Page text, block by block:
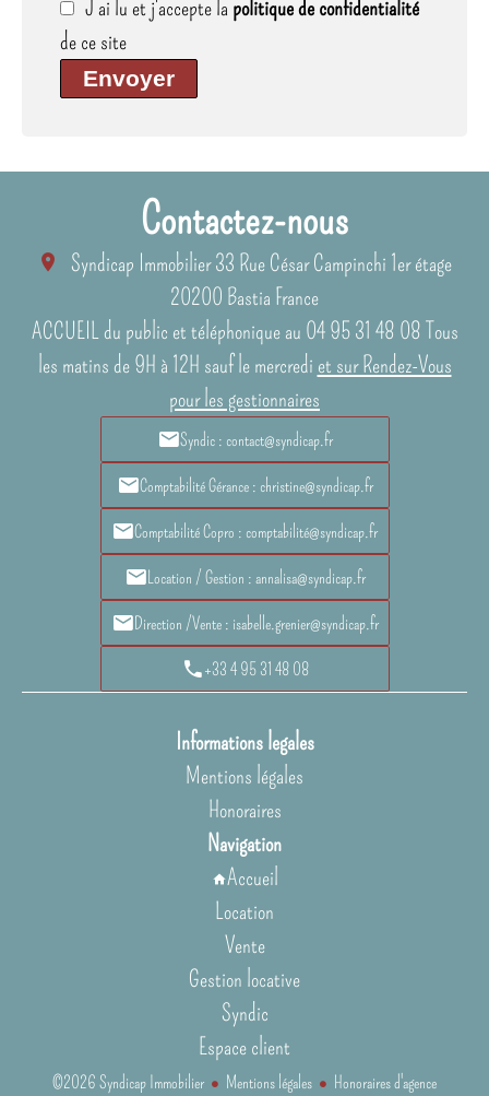
J’ai lu et j'accepte la politique de confidentialité
de ce site
Envoyer
Contactez-nous
Syndicap Immobilier33 Rue César Campinchi 1er étage
20200 Bastia France
ACCUEIL du public et téléphonique au 04 95 31 48 08 Tous
les matins de 9H à 12H sauf le mercredi et sur Rendez-Vous
pour les gestionnaires
Syndic : contact@syndicap.fr
Comptabilité Gérance : christine@syndicap.fr
Comptabilité Copro : comptabilité@syndicap.fr
Location / Gestion : annalisa@syndicap.fr
Direction /Vente : isabelle.grenier@syndicap.fr
+33 4 95 31 48 08
Informations legales
Mentions légales
Honoraires
Navigation
Accueil
Location
Vente
Gestion locative
Syndic
Espace client
©2026 Syndicap Immobilier Mentions légales Honoraires d'agence